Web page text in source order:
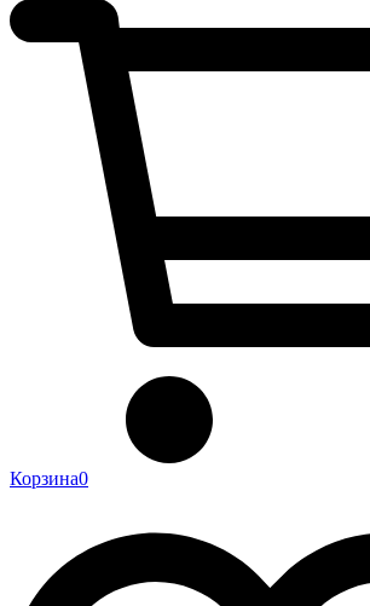
Корзина0